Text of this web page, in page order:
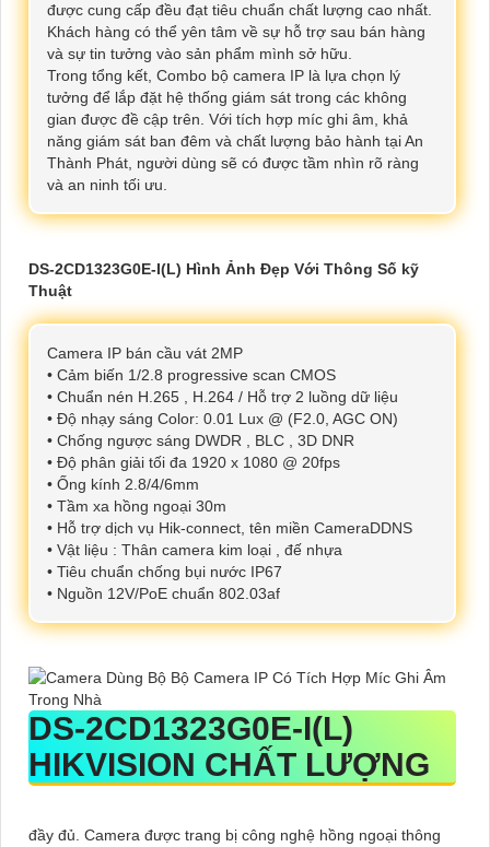
được cung cấp đều đạt tiêu chuẩn chất lượng cao nhất.
Khách hàng có thể yên tâm về sự hỗ trợ sau bán hàng
và sự tin tưởng vào sản phẩm mình sở hữu.
Trong tổng kết, Combo bộ camera IP là lựa chọn lý
tưởng để lắp đặt hệ thống giám sát trong các không
gian được đề cập trên. Với tích hợp míc ghi âm, khả
năng giám sát ban đêm và chất lượng bảo hành tại An
Thành Phát, người dùng sẽ có được tầm nhìn rõ ràng
và an ninh tối ưu.
DS-2CD1323G0E-I(L) Hình Ảnh Đẹp Với Thông Số kỹ
Thuật
Camera IP bán cầu vát 2MP
• Cảm biến 1/2.8 progressive scan CMOS
• Chuẩn nén H.265 , H.264 / Hỗ trợ 2 luồng dữ liệu
• Độ nhạy sáng Color: 0.01 Lux @ (F2.0, AGC ON)
• Chống ngược sáng DWDR , BLC , 3D DNR
• Độ phân giải tối đa 1920 x 1080 @ 20fps
• Ống kính 2.8/4/6mm
• Tầm xa hồng ngoại 30m
• Hỗ trợ dịch vụ Hik-connect, tên miền CameraDDNS
• Vật liệu : Thân camera kim loại , đế nhựa
• Tiêu chuẩn chống bụi nước IP67
• Nguồn 12V/PoE chuẩn 802.03af
DS-2CD1323G0E-I(L)
HIKVISION CHẤT LƯỢNG
đầy đủ. Camera được trang bị công nghệ hồng ngoại thông